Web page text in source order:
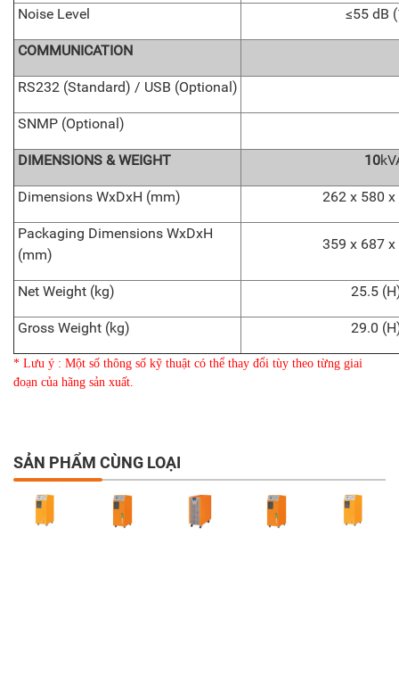
Noise Level ≤55 dB
COMMUNICATION
RS232 (Standard) / USB (Optional)
SNMP (Optional)
DIMENSIONS & WEIGHT 10
Dimensions WxDxH (mm) 262 x 580
Packaging Dimensions WxDxH
(mm)
359 x 687
Net Weight (kg) 25.5
Gross Weight (kg) 29.0
* Lưu ý : Một số thông số kỹ thuật có thể thay đổi tùy theo từng giai
đoạn của hãng sản xuất.
SẢN PHẨM CÙNG LOẠI